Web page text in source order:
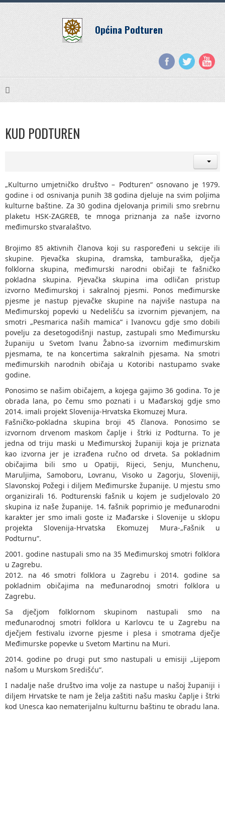
Općina Podturen
KUD PODTUREN
„Kulturno umjetničko društvo – Podturen“ osnovano je 1979.
godine i od osnivanja punih 38 godina djeluje na svim poljima
kulturne baštine. Za 30 godina djelovanja primili smo srebrnu
plaketu HSK-ZAGREB, te mnoga priznanja za naše izvorno
međimursko stvaralaštvo.
Brojimo 85 aktivnih članova koji su raspoređeni u sekcije ili
skupine. Pjevačka skupina, dramska, tamburaška, dječja
folklorna skupina, međimurski narodni običaji te fašničko
pokladna skupina. Pjevačka skupina ima odličan pristup
izvorno Međimurskoj i sakralnoj pjesmi. Ponos međimurske
pjesme je nastup pjevačke skupine na najviše nastupa na
Međimurskoj popevki u Nedelišću sa izvornim pjevanjem, na
smotri „Pesmarica naših mamica“ i Ivanovcu gdje smo dobili
povelju za desetogodišnji nastup, zastupali smo Međimursku
županiju u Svetom Ivanu Žabno-sa izvornim međimurskim
pjesmama, te na koncertima sakralnih pjesama. Na smotri
međimurskih narodnih običaja u Kotoribi nastupamo svake
godine.
Ponosimo se našim običajem, a kojega gajimo 36 godina. To je
obrada lana, po čemu smo poznati i u Mađarskoj gdje smo
2014. imali projekt Slovenija-Hrvatska Ekomuzej Mura.
Fašničko-pokladna skupina broji 45 članova. Ponosimo se
izvornom drvenom maskom čaplje i štrki iz Podturna. To je
jedna od triju maski u Međimurskoj županiji koja je priznata
kao izvorna jer je izrađena ručno od drveta. Sa pokladnim
običajima bili smo u Opatiji, Rijeci, Senju, Munchenu,
Maruljima, Samoboru, Lovranu, Visoko u Zagorju, Sloveniji,
Slavonskoj Požegi i diljem Međimurske županije. U mjestu smo
organizirali 16. Podturenski fašnik u kojem je sudjelovalo 20
skupina iz naše županije. 14. fašnik poprimio je međunarodni
karakter jer smo imali goste iz Mađarske i Slovenije u sklopu
projekta Slovenija-Hrvatska Ekomuzej Mura-„Fašnik u
Podturnu“.
2001. godine nastupali smo na 35 Međimurskoj smotri folklora
u Zagrebu.
2012. na 46 smotri folklora u Zagrebu i 2014. godine sa
pokladnim običajima na međunarodnoj smotri folklora u
Zagrebu.
Sa dječjom folklornom skupinom nastupali smo na
međunarodnoj smotri folklora u Karlovcu te u Zagrebu na
dječjem festivalu izvorne pjesme i plesa i smotrama dječje
Međimurske popevke u Svetom Martinu na Muri.
2014. godine po drugi put smo nastupali u emisiji „Lijepom
našom u Murskom Središću“.
I nadalje naše društvo ima volje za nastupe u našoj županiji i
diljem Hrvatske te nam je želja zaštiti našu masku čaplje i štrki
kod Unesca kao nematerijalnu kulturnu baštinu te obradu lana.